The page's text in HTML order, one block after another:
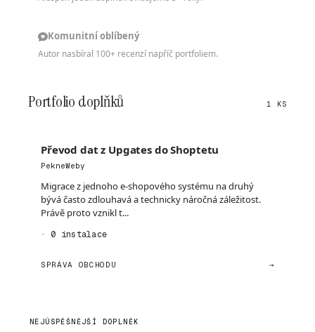
Komunitní oblíbený
Autor nasbíral 100+ recenzí napříč portfoliem.
Portfolio doplňků 1 KS
Převod dat z Upgates do Shoptetu
PekneWeby
Migrace z jednoho e-shopového systému na druhý
bývá často zdlouhavá a technicky náročná záležitost.
Právě proto vznikl t...
· 0 instalace
SPRÁVA OBCHODU →
NEJÚSPĚŠNĚJŠÍ DOPLNĚK